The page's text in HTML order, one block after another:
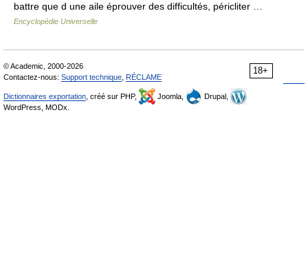
battre que d une aile éprouver des difficultés, péricliter …
Encyclopédie Universelle
18+
© Academic, 2000-2026
Contactez-nous: Support technique RÉCLAME
Dictionnaires exportation , créé sur PHP, Joomla,
Drupal,
WordPress, MODx.